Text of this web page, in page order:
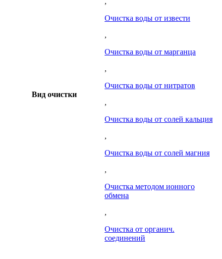
Вид очистки
Очистка воды от извести
,
Очистка воды от марганца
,
Очистка воды от нитратов
,
Очистка воды от солей кальция
,
Очистка воды от солей магния
,
Очистка методом ионного
обмена
,
Очистка от органич.
соединений